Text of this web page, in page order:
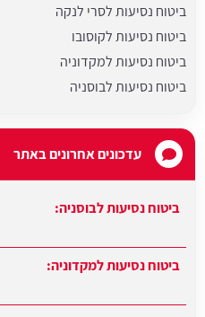
ביטוח נסיעות לסרי לנקה
ביטוח נסיעות לקוסובו
ביטוח נסיעות למקדוניה
ביטוח נסיעות לבוסניה
עדכונים אחרונים באתר
ביטוח נסיעות לבוסניה:
ביטוח נסיעות למקדוניה:
ביטוח נסיעות לקוסובו: